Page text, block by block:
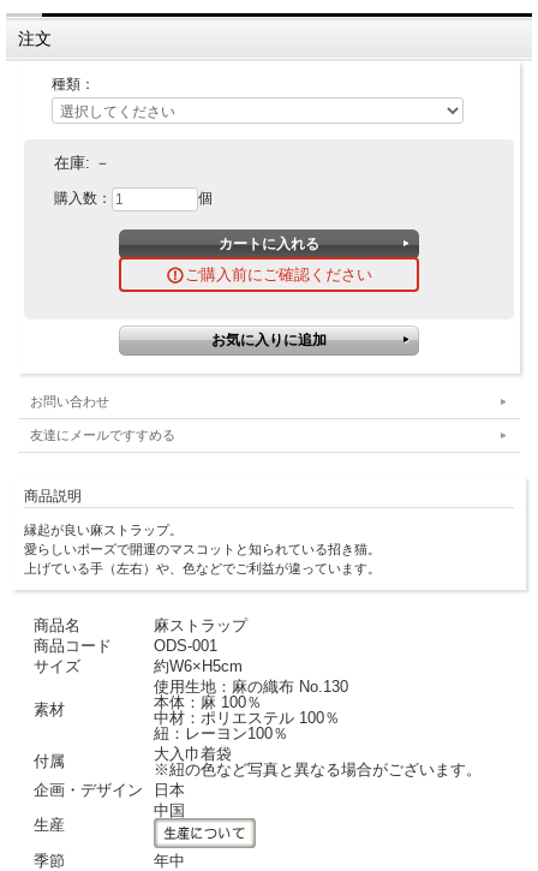
注文
種類：
在庫: －
購入数： 個
ご購入前にご確認ください
お問い合わせ
友達にメールですすめる
商品説明
縁起が良い麻ストラップ。
愛らしいポーズで開運のマスコットと知られている招き猫。
上げている手（左右）や、色などでご利益が違っています。
商品名
麻ストラップ
商品コード
ODS-001
サイズ
約W6×H5cm
素材
使用生地：麻の織布 No.130
本体：麻 100％
中材：ポリエステル 100％
紐：レーヨン100％
付属
大入巾着袋
※紐の色など写真と異なる場合がございます。
企画・デザイン
日本
生産
中国
季節
年中